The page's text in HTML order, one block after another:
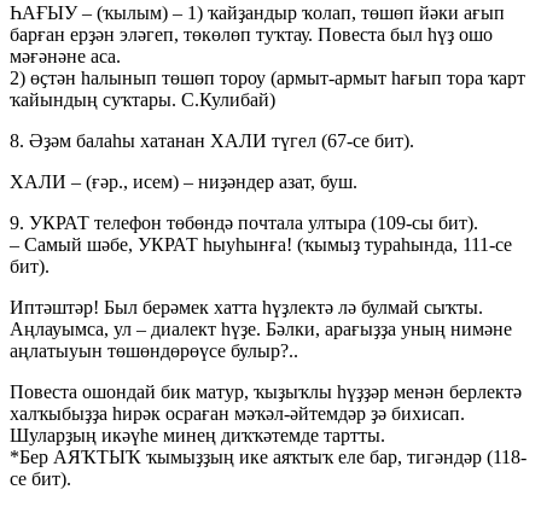
ҺАҒЫУ – (ҡылым) – 1) ҡайҙандыр ҡолап, төшөп йәки ағып
барған ерҙән эләгеп, төкөлөп туҡтау. Повеста был һүҙ ошо
мәғәнәне аса.
2) өҫтән һалынып төшөп тороу (армыт-армыт һағып тора ҡарт
ҡайындың суҡтары. С.Кулибай)
8. Әҙәм балаһы хатанан ХАЛИ түгел (67-се бит).
ХАЛИ – (ғәр., исем) – ниҙәндер азат, буш.
9. УКРАТ телефон төбөндә почтала ултыра (109-сы бит).
– Самый шәбе, УКРАТ һыуһынға! (ҡымыҙ тураһында, 111-се
бит).
Иптәштәр! Был берәмек хатта һүҙлектә лә булмай сыҡты.
Аңлауымса, ул – диалект һүҙе. Бәлки, арағыҙҙа уның нимәне
аңлатыуын төшөндөрөүсе булыр?..
Повеста ошондай бик матур, ҡыҙыҡлы һүҙҙәр менән берлектә
халҡыбыҙҙа һирәк осраған мәҡәл-әйтемдәр ҙә бихисап.
Шуларҙың икәүһе минең диҡҡәтемде тартты.
*Бер АЯҠТЫҠ ҡымыҙҙың ике аяҡтыҡ еле бар, тигәндәр (118-
се бит).